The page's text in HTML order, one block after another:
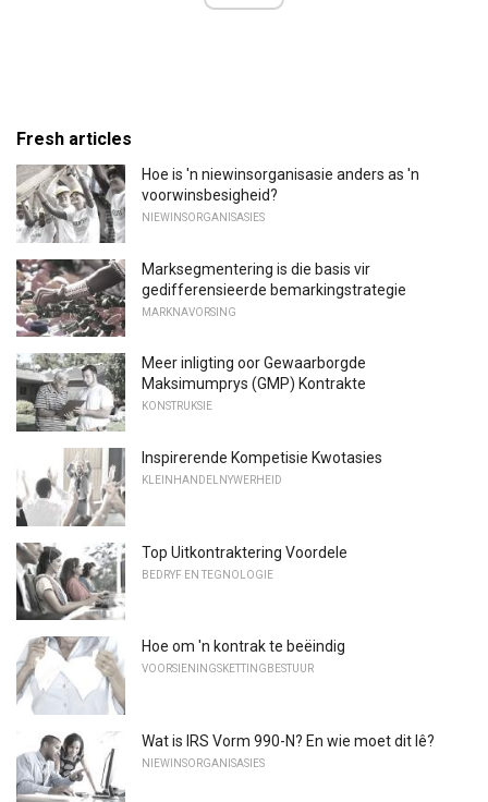
Fresh articles
Hoe is 'n niewinsorganisasie anders as 'n
voorwinsbesigheid?
NIEWINSORGANISASIES
Marksegmentering is die basis vir
gedifferensieerde bemarkingstrategie
MARKNAVORSING
Meer inligting oor Gewaarborgde
Maksimumprys (GMP) Kontrakte
KONSTRUKSIE
Inspirerende Kompetisie Kwotasies
KLEINHANDELNYWERHEID
Top Uitkontraktering Voordele
BEDRYF EN TEGNOLOGIE
Hoe om 'n kontrak te beëindig
VOORSIENINGSKETTINGBESTUUR
Wat is IRS Vorm 990-N? En wie moet dit lê?
NIEWINSORGANISASIES